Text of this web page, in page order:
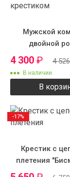
Мужской
двойной
4 300 ₽ 4
В наличии
В
Крестик с
плетения
-17%